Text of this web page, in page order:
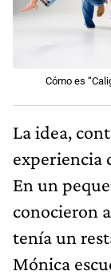
Cómo es
La idea,
experiencia
En un
conocieron
tenía un
Mónica